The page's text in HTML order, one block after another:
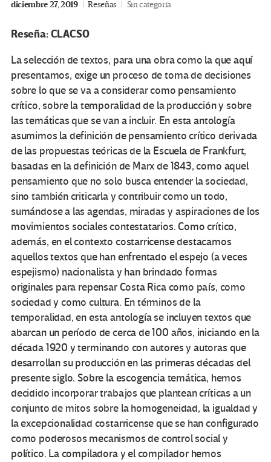
diciembre 27, 2019 Reseñas Sin categoría
Reseña: CLACSO
La selección de textos, para una obra como la que aquí
presentamos, exige un proceso de toma de decisiones
sobre lo que se va a considerar como pensamiento
crítico, sobre la temporalidad de la producción y sobre
las temáticas que se van a incluir. En esta antología
asumimos la definición de pensamiento crítico derivada
de las propuestas teóricas de la Escuela de Frankfurt,
basadas en la definición de Marx de 1843, como aquel
pensamiento que no solo busca entender la sociedad,
sino también criticarla y contribuir como un todo,
sumándose a las agendas, miradas y aspiraciones de los
movimientos sociales contestatarios. Como crítico,
además, en el contexto costarricense destacamos
aquellos textos que han enfrentado el espejo (a veces
espejismo) nacionalista y han brindado formas
originales para repensar Costa Rica como país, como
sociedad y como cultura. En términos de la
temporalidad, en esta antología se incluyen textos que
abarcan un período de cerca de 100 años, iniciando en la
década 1920 y terminando con autores y autoras que
desarrollan su producción en las primeras décadas del
presente siglo. Sobre la escogencia temática, hemos
decidido incorporar trabajos que plantean críticas a un
conjunto de mitos sobre la homogeneidad, la igualdad y
la excepcionalidad costarricense que se han configurado
como poderosos mecanismos de control social y
político. La compiladora y el compilador hemos